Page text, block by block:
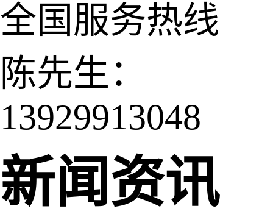
全国服务热线
陈先生：
13929913048
新闻资讯